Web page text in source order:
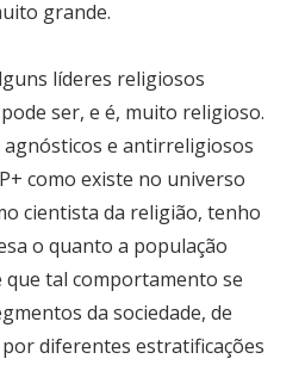
grande.
líderes religiosos
ser, e é, muito religioso.
e antirreligiosos
como existe no universo
cientista da religião, tenho
o quanto a população
tal comportamento se
da sociedade, de
diferentes estratificações